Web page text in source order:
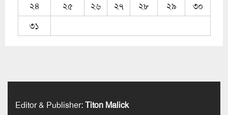
২৪
২৫ ২৬ ২৭ ২৮ ২৯
৩০
৩১
Editor & Publisher:Titon Malick